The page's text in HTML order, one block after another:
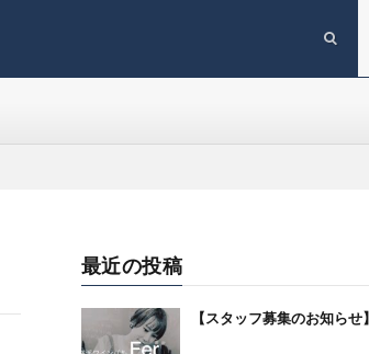
最近の投稿
【スタッフ募集のお知らせ】